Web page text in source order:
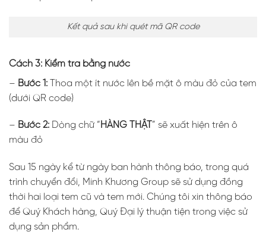
Kết quả sau khi quét mã QR code
Cách 3: Kiểm tra bằng nước
– Bước 1: Thoa một ít nước lên bề mặt ô màu đỏ của tem
(dưới QR code)
– Bước 2: Dòng chữ “HÀNG THẬT ” sẽ xuất hiện trên ô
màu đỏ
Sau 15 ngày kể từ ngày ban hành thông báo, trong quá
trình chuyển đổi, Minh Khương Group sẽ sử dụng đồng
thời hai loại tem cũ và tem mới. Chúng tôi xin thông báo
để Quý Khách hàng, Quý Đại lý thuận tiện trong việc sử
dụng sản phẩm.